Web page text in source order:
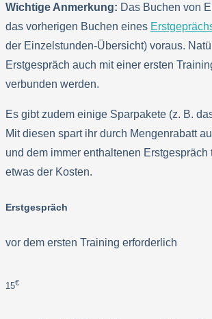
Wichtige Anmerkung: Das Buchen von
das vorherigen Buchen eines
der Einzelstunden-Übersicht) voraus.
Erstgespräch auch mit einer ersten
verbunden werden.
Es gibt zudem einige Sparpakete (z. B.
Mit diesen spart ihr durch Mengenrabatt
und dem immer enthaltenen Erstgespräch
etwas der Kosten.
Erstgespräch
vor dem ersten Training erforderlich
15€